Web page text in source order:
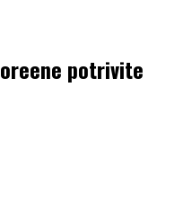
potrivite